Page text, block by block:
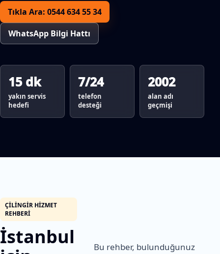
Tıkla Ara: 0544 634 55 34
WhatsApp Bilgi Hattı
15 dk
yakın servis
hedefi
7/24
telefon
desteği
2002
alan adı
geçmişi
ÇILINGIR HIZMET
REHBERI
İstanbul
Bu rehber, bulunduğunuz